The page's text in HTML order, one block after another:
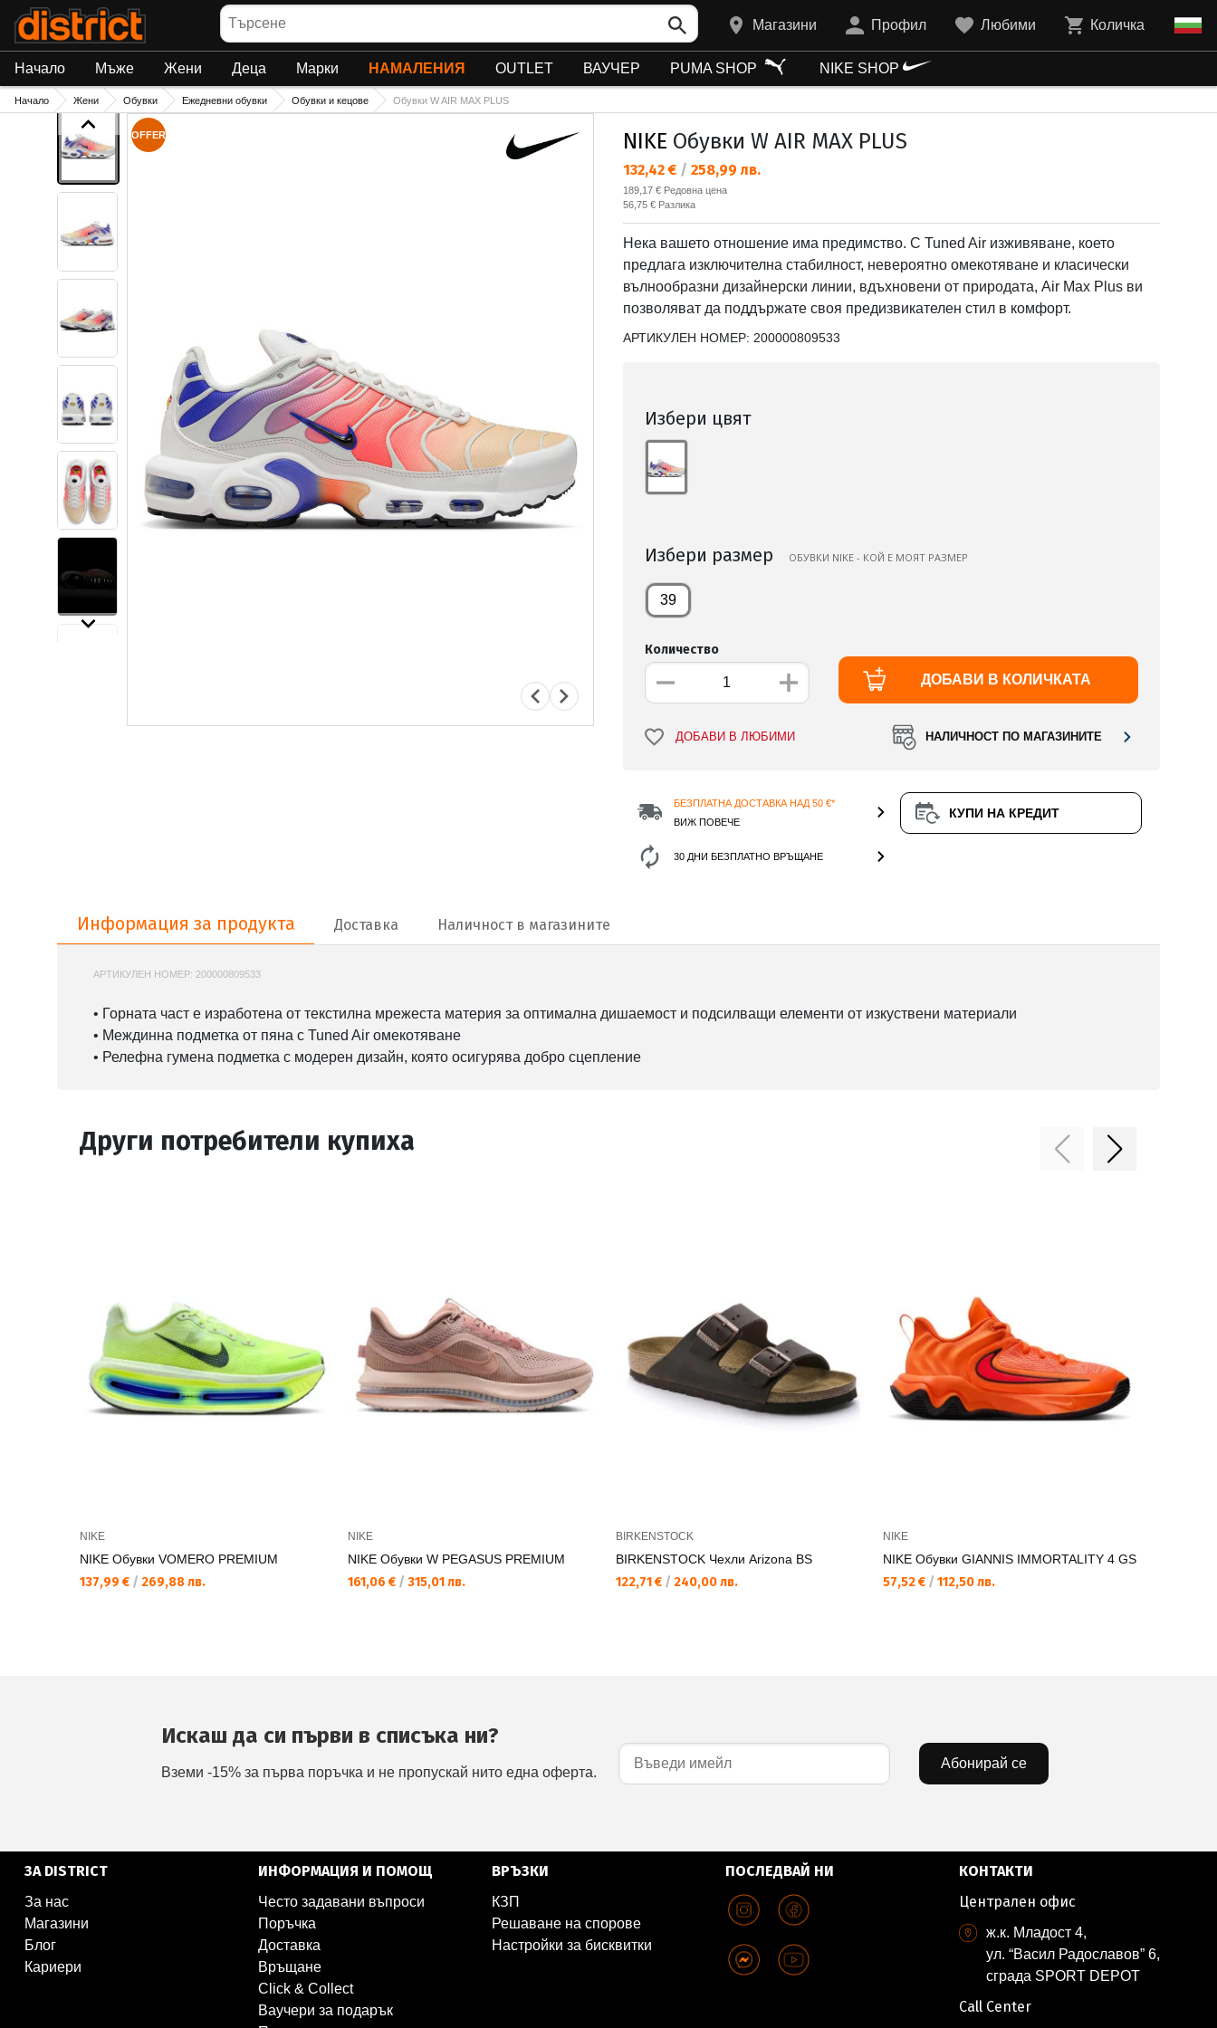
Търсене
Магазини Профил Любими Количка
Начало Мъже Жени Деца Марки НАМАЛЕНИЯ OUTLET ВАУЧЕР PUMA SHOP NIKE SHOP
Начало Жени Обувки Ежедневни обувки Обувки и кецове Обувки W AIR MAX PLUS
OFFER NIKE Обувки W AIR MAX PLUS
Текуща цена:
132,42 € / 258,99 лв.
Редовна цена:
189,17 € Редовна цена
Спестявате:
56,75 € Разлика
Нека вашето отношение има предимство. С Tuned Air изживяване, което
предлага изключителна стабилност, невероятно омекотяване и класически
вълнообразни дизайнерски линии, вдъхновени от природата, Air Max Plus ви
позволяват да поддържате своя предизвикателен стил в комфорт.
АРТИКУЛЕН НОМЕР: 200000809533
Избери цвят
Избери размер ОБУВКИ NIKE - КОЙ Е МОЯТ РАЗМЕР
39
Количество
ДОБАВИ В КОЛИЧКАТА
ДОБАВИ В ЛЮБИМИ НАЛИЧНОСТ ПО МАГАЗИНИТЕ
БЕЗПЛАТНА ДОСТАВКА НАД 50 €*
ВИЖ ПОВЕЧЕ
30 ДНИ БЕЗПЛАТНО ВРЪЩАНЕ
КУПИ НА КРЕДИТ
Информация за продукта
Доставка Наличност в магазините
АРТИКУЛЕН НОМЕР: 200000809533
• Горната част е изработена от текстилна мрежеста материя за оптимална дишаемост и подсилващи елементи от изкуствени материали
• Междинна подметка от пяна с Tuned Air омекотяване
• Релефна гумена подметка с модерен дизайн, която осигурява добро сцепление
Други потребители купиха
NIKE
NIKE Обувки VOMERO PREMIUM
137,99 € / 269,88 лв.
NIKE
NIKE Обувки W PEGASUS PREMIUM
161,06 € / 315,01 лв.
BIRKENSTOCK
BIRKENSTOCK Чехли Arizona BS
122,71 € / 240,00 лв.
NIKE
NIKE Обувки GIANNIS IMMORTALITY 4 GS
57,52 € / 112,50 лв.
Искаш да си първи в списъка ни?
Вземи -15% за първа поръчка и не пропускай нито една оферта.
Абонирай се
ЗА DISTRICT
За нас
Магазини
Блог
Кариери
ИНФОРМАЦИЯ И ПОМОЩ
Често задавани въпроси
Поръчка
Доставка
Връщане
Click & Collect
Ваучери за подарък
ВРЪЗКИ
КЗП
Решаване на спорове
Настройки за бисквитки
ПОСЛЕДВАЙ НИ
КОНТАКТИ
Централен офис
ж.к. Младост 4,
ул. “Васил Радославов” 6,
сграда SPORT DEPOT
Call Center